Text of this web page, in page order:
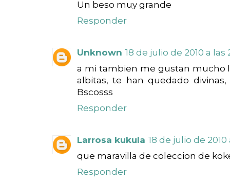
Un beso muy grande
Responder
Unknown 18 de julio de 2010 a las
a mi tambien me gustan mucho
albitas, te han quedado
Bscosss
Responder
Larrosa kukula 18 de julio de 2010
que maravilla de coleccion de
Responder